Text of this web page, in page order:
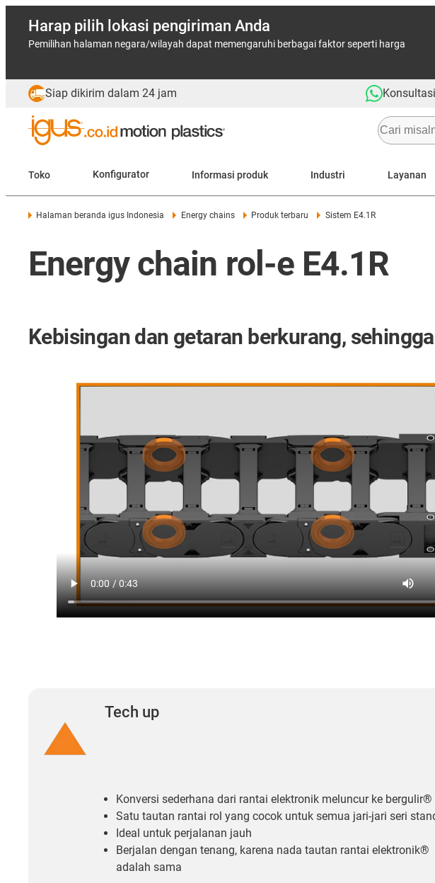
Harap pilih lokasi pengiriman Anda
Pemilihan halaman negara/wilayah dapat memengaruhi berbagai faktor seperti harga
Siap dikirim dalam 24 jam
Toko Konfigurator Informasi produk Industri Layanan
Halaman beranda igus Indonesia Energy chains Produk terbaru Sistem E4.1R
Energy chain rol-e E4.1R
Kebisingan dan getaran berkurang,
Tech up
Konversi sederhana dari rantai elektronik meluncur ke bergulir®
Satu tautan rantai rol yang cocok untuk semua jari-jari seri
Ideal untuk perjalanan jauh
Berjalan dengan tenang, karena nada tautan rantai elektronik®
adalah sama